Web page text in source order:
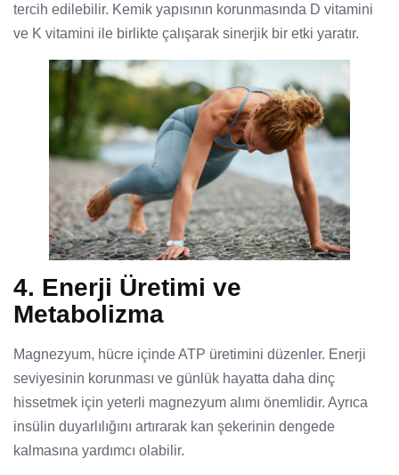
tercih edilebilir. Kemik yapısının korunmasında D vitamini
ve K vitamini ile birlikte çalışarak sinerjik bir etki yaratır.
4. Enerji Üretimi ve
Metabolizma
Magnezyum, hücre içinde ATP üretimini düzenler. Enerji
seviyesinin korunması ve günlük hayatta daha dinç
hissetmek için yeterli magnezyum alımı önemlidir. Ayrıca
insülin duyarlılığını artırarak kan şekerinin dengede
kalmasına yardımcı olabilir.